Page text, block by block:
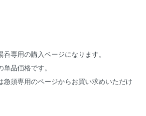
専用の購入ベージになります。
品価格です。
急須専用のページからお買い求めいただけ